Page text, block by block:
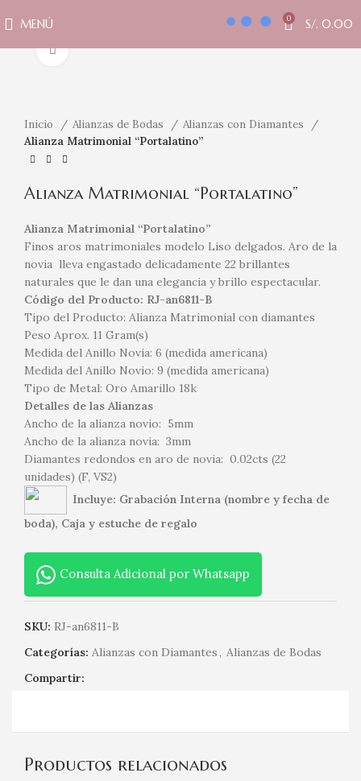
MENÚ 0 S/. 0.00
Clic para ampliar
Inicio Alianzas de Bodas
Alianzas con Diamantes
Alianza Matrimonial “Portalatino”
Alianza Matrimonial “Portalatino”
Alianza Matrimonial “Portalatino”
Finos aros matrimoniales modelo Liso delgados. Aro de la
novia lleva engastado delicadamente 22 brillantes
naturales que le dan una elegancia y brillo espectacular.
Código del Producto: RJ-an6811-B
Tipo del Producto: Alianza Matrimonial con diamantes
Peso Aprox. 11 Gram(s)
Medida del Anillo Novia: 6 (medida americana)
Medida del Anillo Novio: 9 (medida americana)
Tipo de Metal: Oro Amarillo 18k
Detalles de las Alianzas
Ancho de la alianza novio: 5mm
Ancho de la alianza novia: 3mm
Diamantes redondos en aro de novia: 0.02cts (22
unidades) (F, VS2)
Incluye: Grabación Interna (nombre y fecha de
boda), Caja y estuche de regalo
Consulta Adicional por Whatsapp
SKU: RJ-an6811-B
Categorías: Alianzas con Diamantes, Alianzas de Bodas
Compartir:
Productos relacionados